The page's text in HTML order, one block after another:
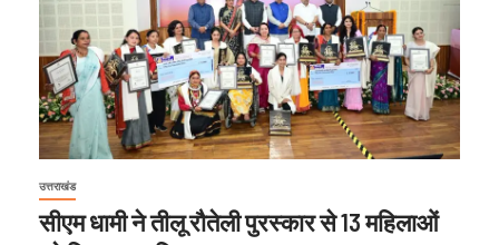
उत्तराखंड
सीएम धामी ने तीलू रौतेली पुरस्कार से 13 महिलाओं